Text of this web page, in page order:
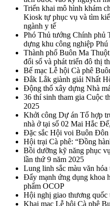
Triển khai mô hình khám
Kiosk tự phục vụ và tìm
ngành y tế
Phó Thủ tướng Chính phủ
dựng khu công nghiệp
Thành phố Buôn Ma
đổi số và phát triển đô thị
Bế mạc Lễ hội Cà phê
Đắk Lắk giành giải Nhất
Động thổ xây dựng Nhà
36 thí sinh tham gia Cuộc
2025
Khởi công Dự án Tổ hợp
nhà ở tại số 02 Mai Hắc
Đặc sắc Hội voi Buôn Đôn
Hội trại Cà phê: “Đồng
Bồi dưỡng kỹ năng phục
lần thứ 9 năm 2025
Lung linh sắc màu văn
Đẩy mạnh ứng dụng khoa
phẩm OCOP
Hội nghị giao thương quốc
Khai mạc Lễ hội Cà phê